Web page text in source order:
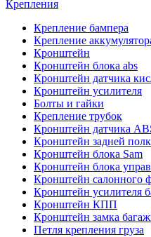
Крепления
Крепление бампера
Крепление
Кронштейн
Кронштейн блока abs
Кронштейн датчика
Кронштейн усилителя
Болты и гайки
Крепление трубок
Кронштейн датчика
Кронштейн задней
Кронштейн блока Sam
Кронштейн блока
Кронштейн салонного
Кронштейн усилителя
Кронштейн КПП
Кронштейн замка
Петля крепления груза